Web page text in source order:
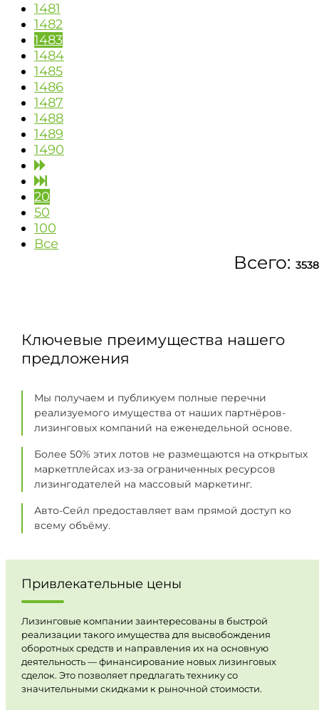
1481
1482
1483
1484
1485
1486
1487
1488
1489
1490
20
50
100
Все
Всего:
Ключевые преимущества нашего
предложения
Мы получаем и публикуем полные перечни
реализуемого имущества от наших партнёров-
лизинговых компаний на еженедельной основе.
Более 50% этих лотов не размещаются на открытых
маркетплейсах из-за ограниченных ресурсов
лизингодателей на массовый маркетинг.
Авто-Сейл предоставляет вам прямой доступ ко
всему объёму.
Привлекательные цены
Лизинговые компании заинтересованы в быстрой
реализации такого имущества для высвобождения
оборотных средств и направления их на основную
деятельность — финансирование новых лизинговых
сделок. Это позволяет предлагать технику со
значительными скидками к рыночной стоимости.